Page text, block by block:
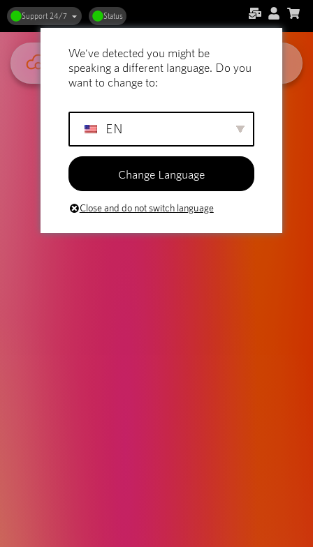
Support 24/7 Status
We've detected you might be
speaking a different language. Do you
want to change to:
EN
Change Language
Close and do not switch language